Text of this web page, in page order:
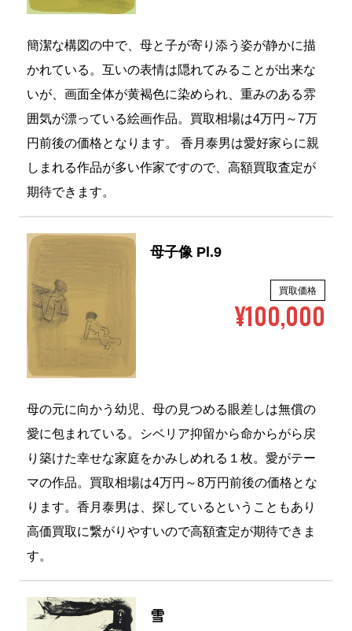
簡潔な構図の中で、母と子が寄り添う姿が静かに描
かれている。互いの表情は隠れてみることが出来な
いが、画面全体が黄褐色に染められ、重みのある雰
囲気が漂っている絵画作品。買取相場は4万円～7万
円前後の価格となります。 香月泰男は愛好家らに親
しまれる作品が多い作家ですので、高額買取査定が
期待できます。
母子像 Pl.9
買取価格
¥100,000
母の元に向かう幼児、母の見つめる眼差しは無償の
愛に包まれている。シベリア抑留から命からがら戻
り築けた幸せな家庭をかみしめれる１枚。愛がテー
マの作品。買取相場は4万円～8万円前後の価格とな
ります。香月泰男は、探しているということもあり
高価買取に繋がりやすいので高額査定が期待できま
雪